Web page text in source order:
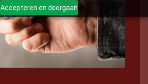
Accepteren en doorgaan